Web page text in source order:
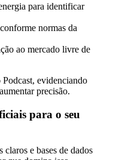
para identificar
normas da
ao mercado livre de
Podcast, evidenciando
precisão.
para o seu
e bases de dados